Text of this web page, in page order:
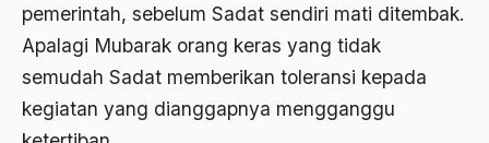
pemerintah, sebelum Sadat sendiri mati ditembak.
Apalagi Mubarak orang keras yang tidak
semudah Sadat memberikan toleransi kepada
kegiatan yang dianggapnya mengganggu
Agenda Nasional
Agraria
agraris